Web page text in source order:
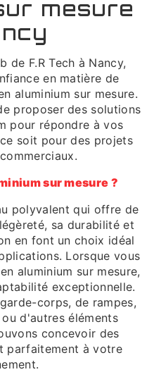
mesure
de F.R Tech à Nancy,
en matière de
aluminium sur mesure.
proposer des solutions
pour répondre à vos
soit pour des projets
sur mesure ?
polyvalent qui offre de
sa durabilité et
en font un choix idéal
Lorsque vous
aluminium sur mesure,
exceptionnelle.
corps, de rampes,
d'autres éléments
concevoir des
parfaitement à votre